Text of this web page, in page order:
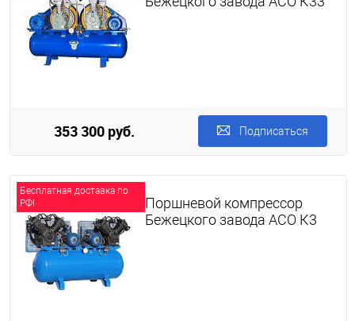
353 300 руб. Подписаться
Бесплатная доставка по
РФ!
Поршневой компрессор
Бежецкого завода АСО К3